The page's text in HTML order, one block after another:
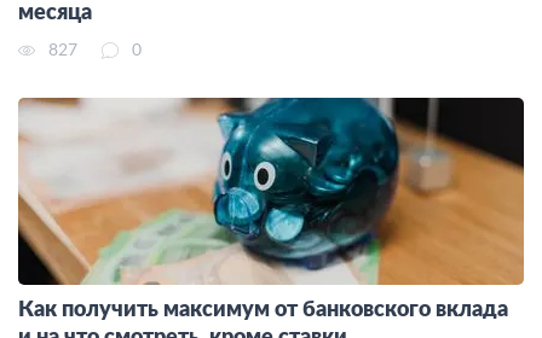
месяца
827 0
Как получить максимум от банковского вклада